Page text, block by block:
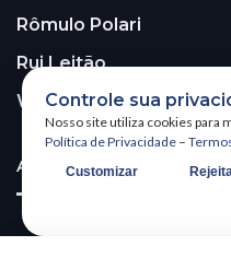
Rômulo Polari
Rui Leitão
Walter Santos
ASSINE A NOSSA
Controle sua
Nosso site utiliza cookies para
Política de Privacidade –
Customizar